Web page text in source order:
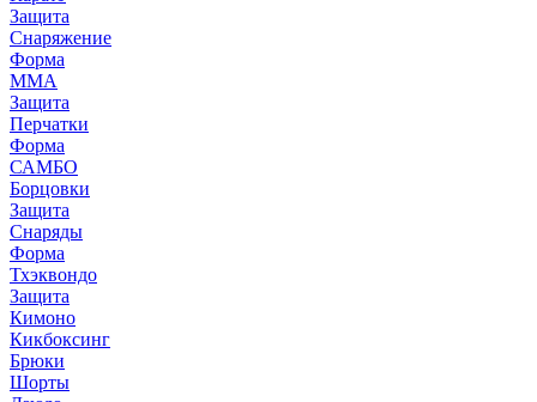
Защита
Снаряжение
Форма
ММА
Защита
Перчатки
Форма
САМБО
Борцовки
Защита
Снаряды
Форма
Тхэквондо
Защита
Кимоно
Кикбоксинг
Брюки
Шорты